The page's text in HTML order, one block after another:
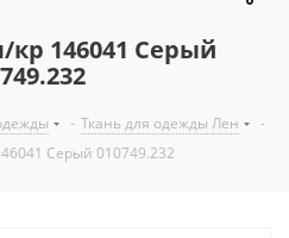
кр 146041 Серый
- Ткань для одежды Лен
-
Серый 010749.232